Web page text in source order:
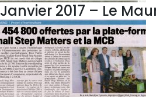
Janvier 2017 – Le